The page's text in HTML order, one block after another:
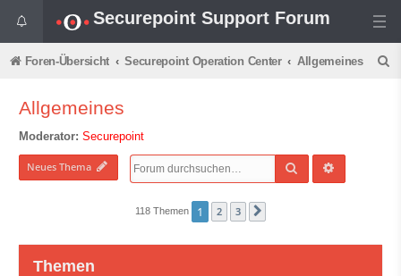
Securepoint Support Forum
Foren-Übersicht Securepoint Operation Center Allgemeines
Allgemeines
Moderator: Securepoint
Neues Thema Suche
118 Themen 1 2 3
Themen